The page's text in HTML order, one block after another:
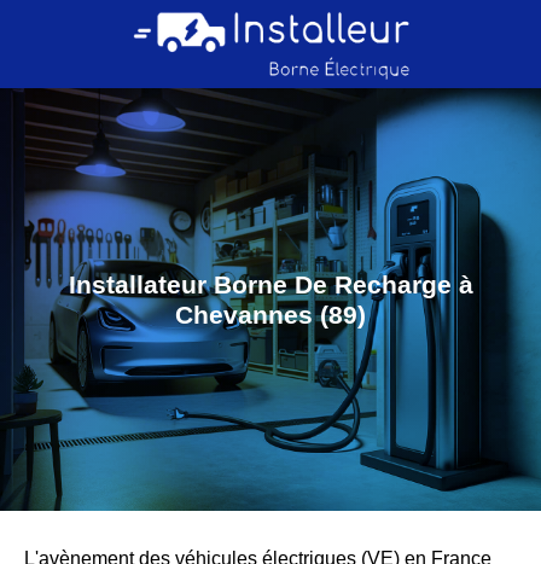
Installateur Borne De Recharge à
Chevannes (89)
L'avènement des véhicules électriques (VE) en France